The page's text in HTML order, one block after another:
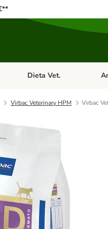
categoria: Cães
Abrir menu de categoria:
Dieta Vet.
Virbac Veterinary HPM Virbac